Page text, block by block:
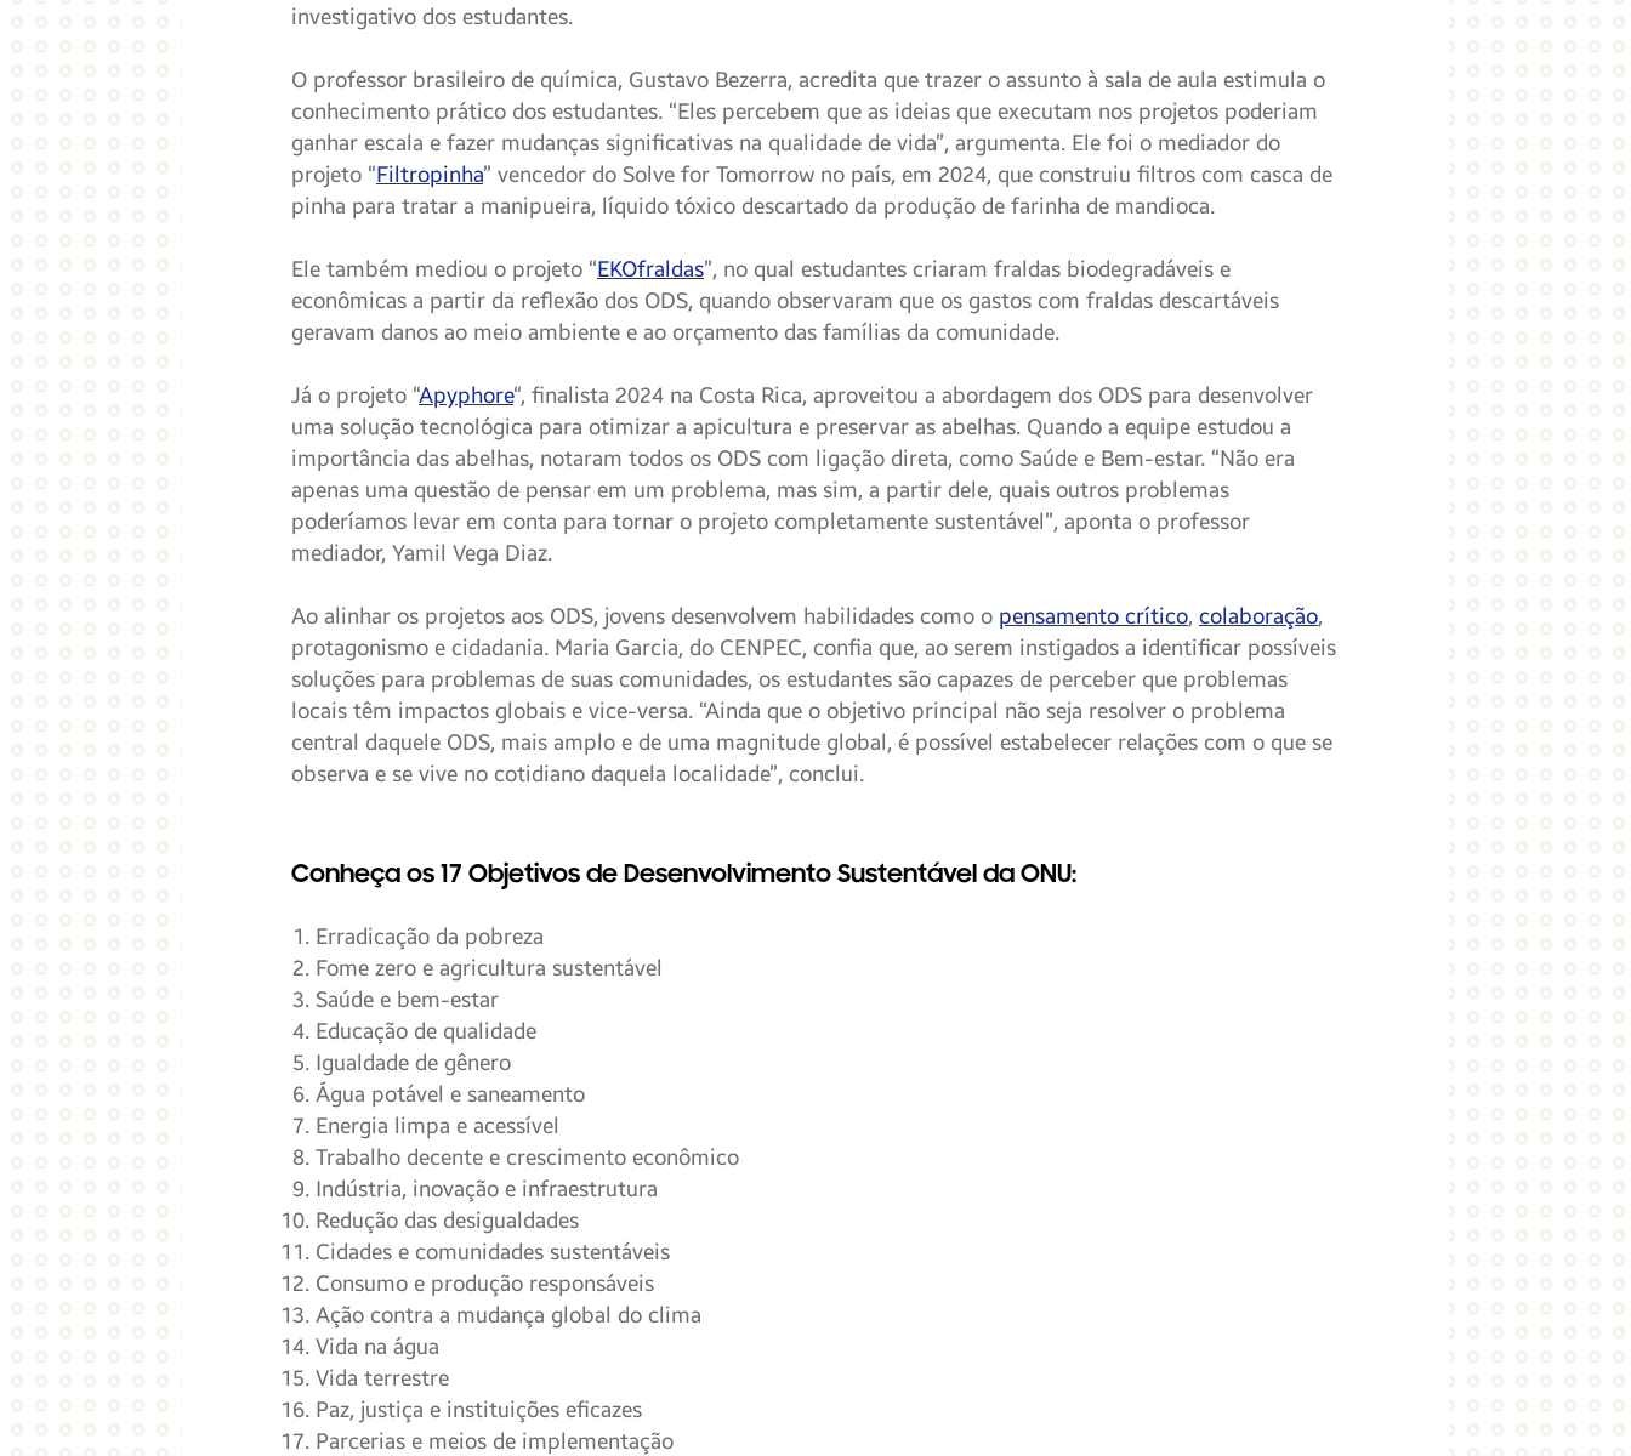
investigativo dos estudantes.
O professor brasileiro de química, Gustavo Bezerra, acredita que trazer o assunto à sala de aula estimula o
conhecimento prático dos estudantes. “Eles percebem que as ideias que executam nos projetos poderiam
ganhar escala e fazer mudanças significativas na qualidade de vida”, argumenta. Ele foi o mediador do
projeto “Filtropinha” vencedor do Solve for Tomorrow no país, em 2024, que construiu filtros com casca de
pinha para tratar a manipueira, líquido tóxico descartado da produção de farinha de mandioca.
Ele também mediou o projeto “EKOfraldas”, no qual estudantes criaram fraldas biodegradáveis e
econômicas a partir da reflexão dos ODS, quando observaram que os gastos com fraldas descartáveis
geravam danos ao meio ambiente e ao orçamento das famílias da comunidade.
Já o projeto “Apyphore“, finalista 2024 na Costa Rica, aproveitou a abordagem dos ODS para desenvolver
uma solução tecnológica para otimizar a apicultura e preservar as abelhas. Quando a equipe estudou a
importância das abelhas, notaram todos os ODS com ligação direta, como Saúde e Bem-estar. “Não era
apenas uma questão de pensar em um problema, mas sim, a partir dele, quais outros problemas
poderíamos levar em conta para tornar o projeto completamente sustentável”, aponta o professor
mediador, Yamil Vega Diaz.
Ao alinhar os projetos aos ODS, jovens desenvolvem habilidades como o pensamento crítico, colaboração,
protagonismo e cidadania. Maria Garcia, do CENPEC, confia que, ao serem instigados a identificar possíveis
soluções para problemas de suas comunidades, os estudantes são capazes de perceber que problemas
locais têm impactos globais e vice-versa. “Ainda que o objetivo principal não seja resolver o problema
central daquele ODS, mais amplo e de uma magnitude global, é possível estabelecer relações com o que se
observa e se vive no cotidiano daquela localidade”, conclui.
Conheça os 17 Objetivos de Desenvolvimento Sustentável da ONU:
Erradicação da pobreza
Fome zero e agricultura sustentável
Saúde e bem-estar
Educação de qualidade
Igualdade de gênero
Água potável e saneamento
Energia limpa e acessível
Trabalho decente e crescimento econômico
Indústria, inovação e infraestrutura
Redução das desigualdades
Cidades e comunidades sustentáveis
Consumo e produção responsáveis
Ação contra a mudança global do clima
Vida na água
Vida terrestre
Paz, justiça e instituições eficazes
Parcerias e meios de implementação